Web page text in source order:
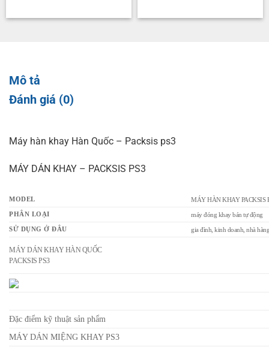
Mô tả
Đánh giá (0)
Máy hàn khay Hàn Quốc – Packsis ps3
MÁY DÁN KHAY – PACKSIS PS3
MODEL
MÁY HÀN KHAY PACKSIS
PHÂN LOẠI
máy đóng khay bán tự động
SỬ DỤNG Ở ĐÂU
gia đình, kinh doanh, nhà
MÁY DÁN KHAY HÀN QUỐC
PACKSIS PS3
Đặc điểm kỹ thuật sản phẩm
MÁY DÁN MIỆNG KHAY PS3